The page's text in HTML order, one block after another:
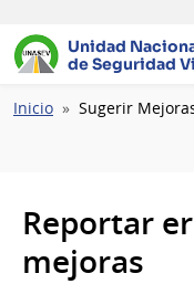
Unidad
de Seguridad
Ruta
Inicio Sugerir
Reportar
mejoras